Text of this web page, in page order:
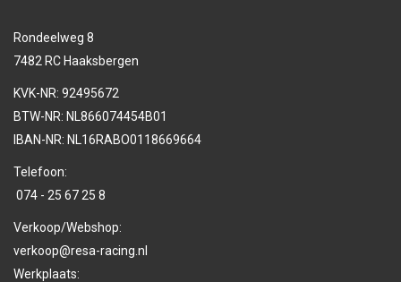
Rondeelweg 8
7482 RC Haaksbergen
KVK-NR: 92495672
BTW-NR: NL866074454B01
IBAN-NR: NL16RABO0118669664
Telefoon:
074 - 25 67 25 8
Verkoop/Webshop:
verkoop@resa-racing.nl
Werkplaats: